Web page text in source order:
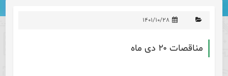
۱۴۰۱/۱۰/۲۸
مناقصات ۲۰ دی ماه